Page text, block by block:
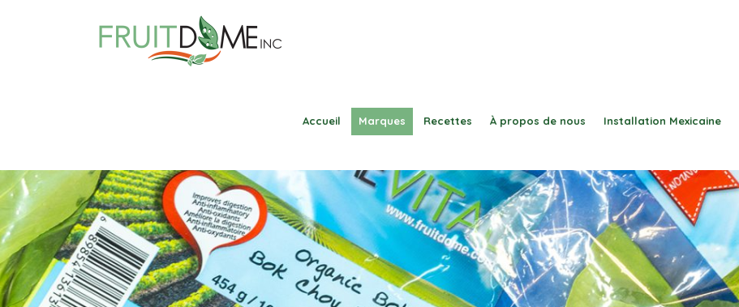
Accueil Marques Recettes À propos de nous Installation Mexicaine